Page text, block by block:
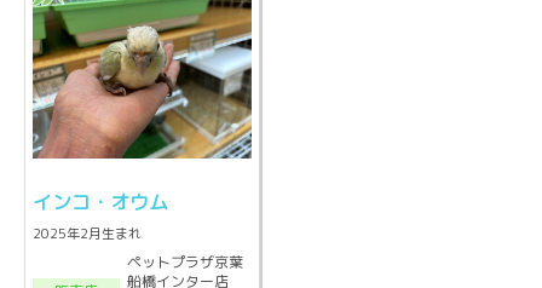
インコ・オウム
2025年2月生まれ
ペットプラザ京葉
船橋インター店